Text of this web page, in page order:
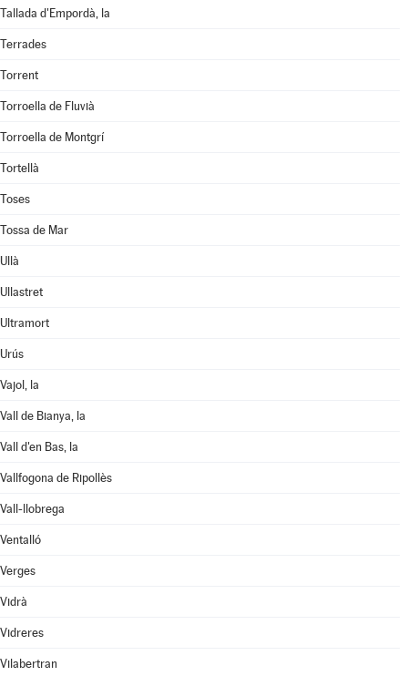
Tallada d'Empordà, la
Terrades
Torrent
Torroella de Fluvià
Torroella de Montgrí
Tortellà
Toses
Tossa de Mar
Ullà
Ullastret
Ultramort
Urús
Vajol, la
Vall de Bianya, la
Vall d'en Bas, la
Vallfogona de Ripollès
Vall-llobrega
Ventalló
Verges
Vidrà
Vidreres
Vilabertran